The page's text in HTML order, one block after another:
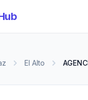
El Alto